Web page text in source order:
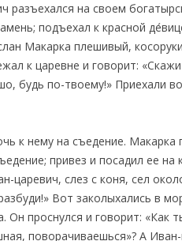
разъехался на своем
подъехал к красной
Макарка плешивый,
к царевне и говорит:
будь по-твоему!» Приехали
к нему на съедение. Макарка
привез и посадил ее на
царевич, слез с коня, сел
Вот заколыхались в
Он проснулся и говорит: «Как
поворачиваешься»? А